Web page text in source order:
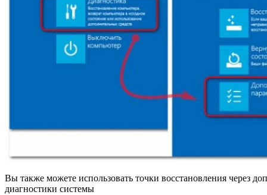
Вы также можете использовать точки восстановления через
диагностики системы